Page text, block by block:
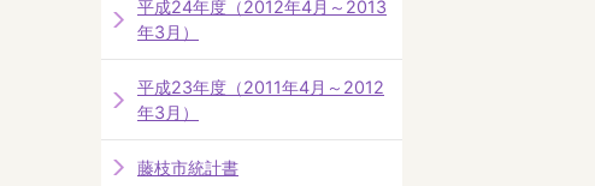
平成24年度（2012年4月～2013
年3月）
平成23年度（2011年4月～2012
年3月）
藤枝市統計書